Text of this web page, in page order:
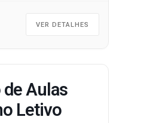
VER DETALHES
Aulas
Letivo